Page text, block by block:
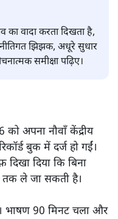
वादा करता दिखता है,
झिझक, अधूरे सुधार
समीक्षा पढ़िए।
अपना नौवाँ केंद्रीय
बुक में दर्ज हो गईं।
दिया कि बिना
तक ले जा सकती है।
भाषण 90 मिनट चला और